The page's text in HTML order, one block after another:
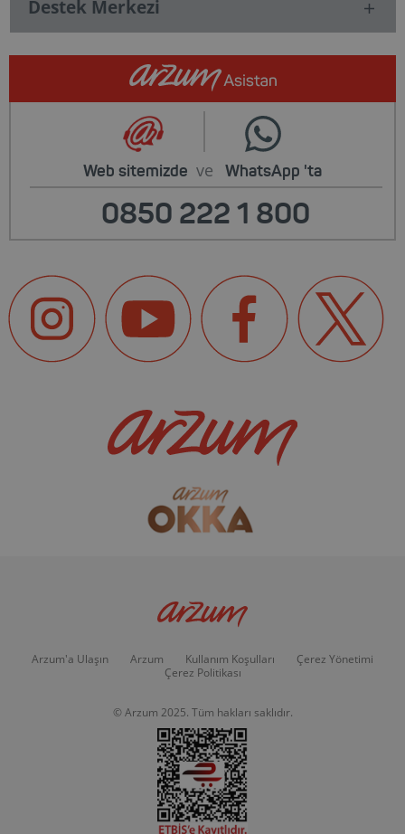
Destek Merkezi
Web sitemizde ve WhatsApp 'ta
0850 222 1 800
Arzum'a Ulaşın Arzum Kullanım Koşulları
Çerez Yönetimi
Çerez Politikası
© Arzum 2025. Tüm hakları saklıdır.